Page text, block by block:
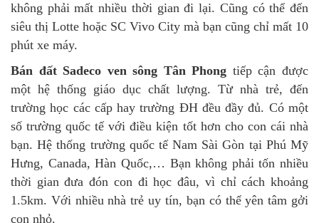
không phải mất nhiều thời gian đi lại. Cũng có thể đến
siêu thị Lotte hoặc SC Vivo City mà bạn cũng chỉ mất 10
phút xe máy.
Bán đất Sadeco ven sông Tân Phong tiếp cận được
một hệ thống giáo dục chất lượng. Từ nhà trẻ, đến
trường học các cấp hay trường ĐH đều đầy đủ. Có một
số trường quốc tế với điều kiện tốt hơn cho con cái nhà
bạn. Hệ thống trường quốc tế Nam Sài Gòn tại Phú Mỹ
Hưng, Canada, Hàn Quốc,… Bạn không phải tốn nhiều
thời gian đưa đón con đi học đâu, vì chỉ cách khoảng
1.5km. Với nhiều nhà trẻ uy tín, bạn có thể yên tâm gởi
con nhỏ.